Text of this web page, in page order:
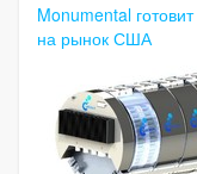
Monumental
на рынок США